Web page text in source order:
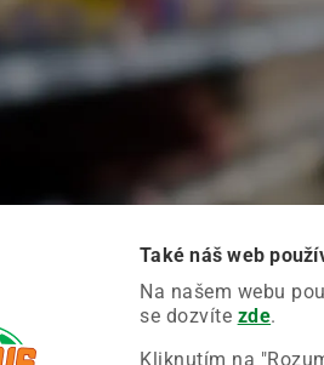
Také náš web
Na našem webu
se dozvíte zde.
Kliknutím na